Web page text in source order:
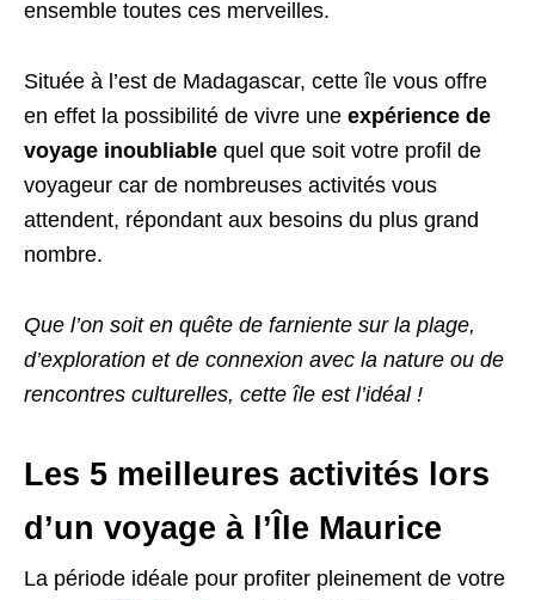
ensemble toutes ces merveilles.
Située à l’est de Madagascar, cette île vous offre
en effet la possibilité de vivre une expérience de
voyage inoubliable quel que soit votre profil de
voyageur car de nombreuses activités vous
attendent, répondant aux besoins du plus grand
nombre.
Que l’on soit en quête de farniente sur la plage,
d’exploration et de connexion avec la nature ou de
rencontres culturelles, cette île est l’idéal !
Les 5 meilleures activités lors
d’un voyage à l’Île Maurice
La période idéale pour profiter pleinement de votre